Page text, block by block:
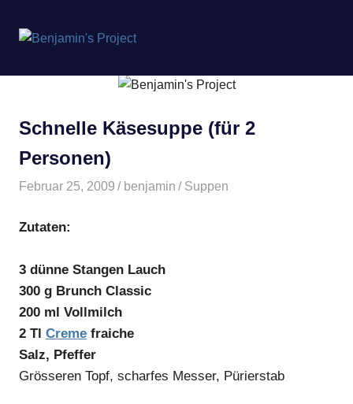
springen
Project
Schnelle Käsesuppe (für 2
Personen)
Februar 25, 2009 benjamin Suppen
Zutaten:
3 dünne Stangen Lauch
300 g Brunch Classic
200 ml Vollmilch
2 Tl Creme fraiche
Salz, Pfeffer
Grösseren Topf, scharfes Messer, Pürierstab